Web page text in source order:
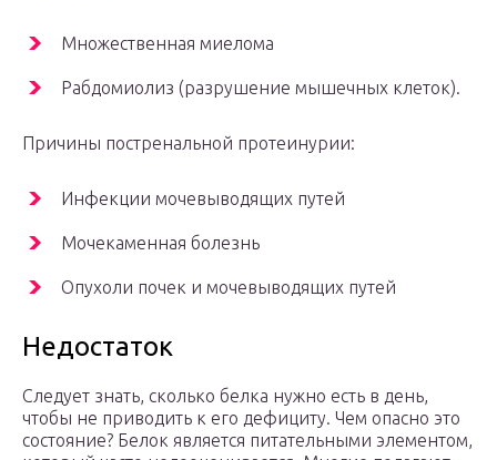
Множественная миелома
Рабдомиолиз (разрушение мышечных клеток).
Причины постренальной протеинурии:
Инфекции мочевыводящих путей
Мочекаменная болезнь
Опухоли почек и мочевыводящих путей
Недостаток
Следует знать, сколько белка нужно есть в день,
чтобы не приводить к его дефициту. Чем опасно это
состояние? Белок является питательными элементом,